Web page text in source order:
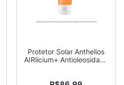
Protetor Solar Anthelios
AIRlicium+ Antioleosidade